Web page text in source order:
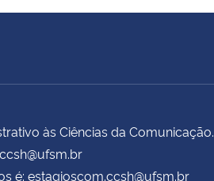
às Ciências da Comunicação.
é: estagioscom.ccsh@ufsm.br